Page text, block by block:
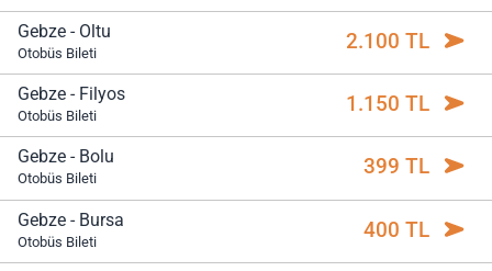
Gebze - Oltu
Otobüs Bileti 2.100 TL
Gebze - Filyos
Otobüs Bileti 1.150 TL
Gebze - Bolu
Otobüs Bileti 399 TL
Gebze - Bursa
Otobüs Bileti 400 TL